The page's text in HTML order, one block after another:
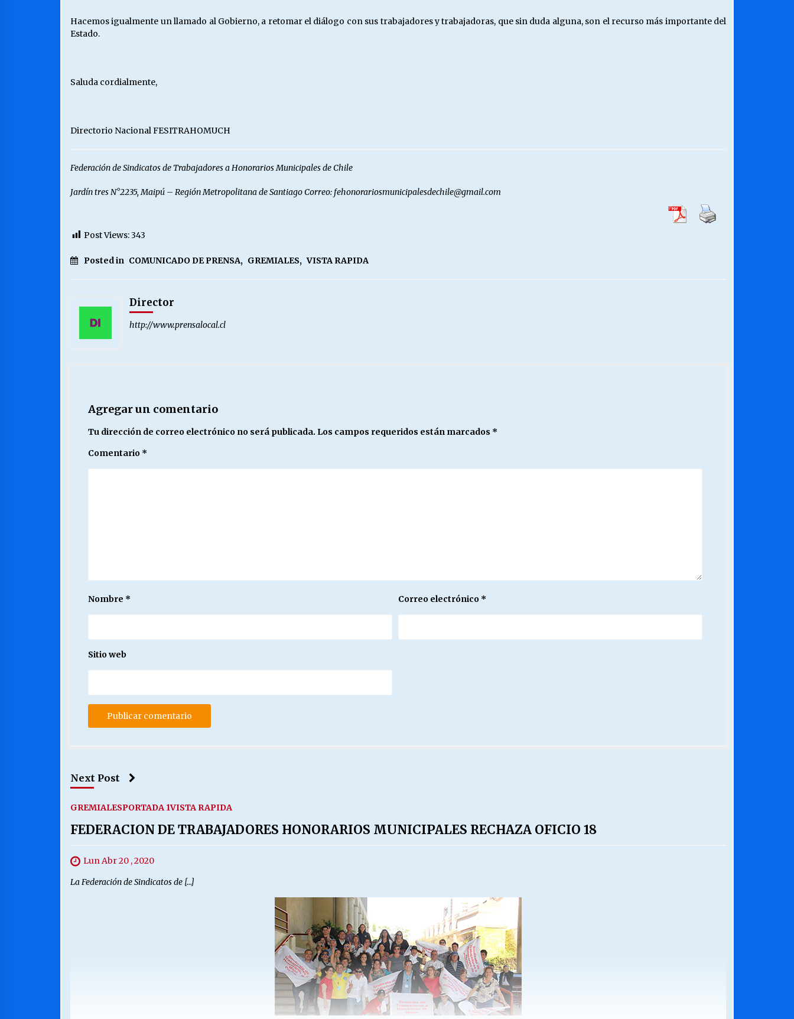
Hacemos igualmente un llamado al Gobierno, a retomar el diálogo con sus trabajadores y trabajadoras, que sin duda alguna, son el recurso más importante del
Estado.
Saluda cordialmente,
Directorio Nacional FESITRAHOMUCH
Federación de Sindicatos de Trabajadores a Honorarios Municipales de Chile
Jardín tres N°2235, Maipú – Región Metropolitana de SantiagoCorreo: fehonorariosmunicipalesdechile@gmail.com
Post Views:343
Posted in COMUNICADO DE PRENSA, GREMIALES, VISTA RAPIDA
Director
http://www.prensalocal.cl
Agregar un comentario
Tu dirección de correo electrónico no será publicada. Los campos requeridos están marcados *
Comentario *
Nombre * Correo electrónico *
Sitio web
Next Post
GREMIALESPORTADA 1VISTA RAPIDA
FEDERACION DE TRABAJADORES HONORARIOS MUNICIPALES RECHAZA OFICIO 18
Lun Abr 20 , 2020
La Federación de Sindicatos de […]